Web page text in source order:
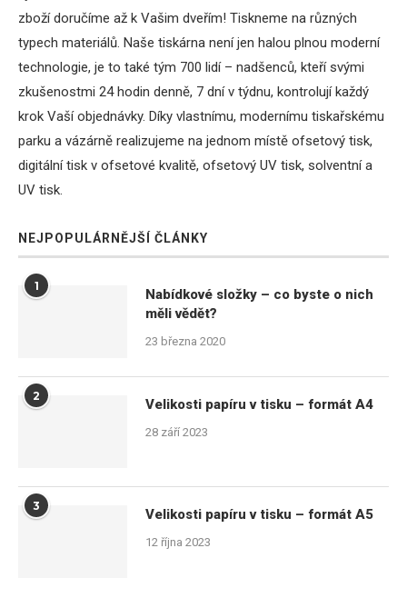
zboží doručíme až k Vašim dveřím! Tiskneme na různých
typech materiálů. Naše tiskárna není jen halou plnou moderní
technologie, je to také tým 700 lidí – nadšenců, kteří svými
zkušenostmi 24 hodin denně, 7 dní v týdnu, kontrolují každý
krok Vaší objednávky. Díky vlastnímu, modernímu tiskařskému
parku a vázárně realizujeme na jednom místě ofsetový tisk,
digitální tisk v ofsetové kvalitě, ofsetový UV tisk, solventní a
UV tisk.
NEJPOPULÁRNĚJŠÍ ČLÁNKY
1
Nabídkové složky – co byste o nich
měli vědět?
23 března 2020
2
Velikosti papíru v tisku – formát A4
28 září 2023
3
Velikosti papíru v tisku – formát A5
12 října 2023